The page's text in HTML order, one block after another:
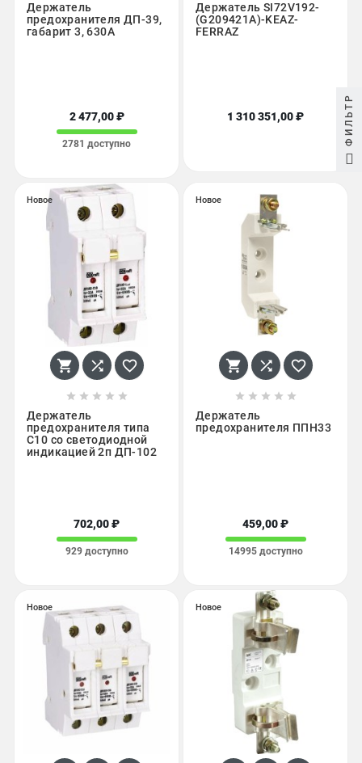
Держатель
предохранителя ДП-39,
габарит 3, 630А
2 477,00 ₽
2781 доступно
Держатель SI72V192-
(G209421A)-KEAZ-
FERRAZ
1 310 351,00 ₽
Новое
  
    
Держатель
предохранителя типа
C10 со светодиодной
индикацией 2п ДП-102
702,00 ₽
929 доступно
Новое
  
    
Держатель
предохранителя ППН33
459,00 ₽
14995 доступно
Новое Новое
ФИЛЬТР